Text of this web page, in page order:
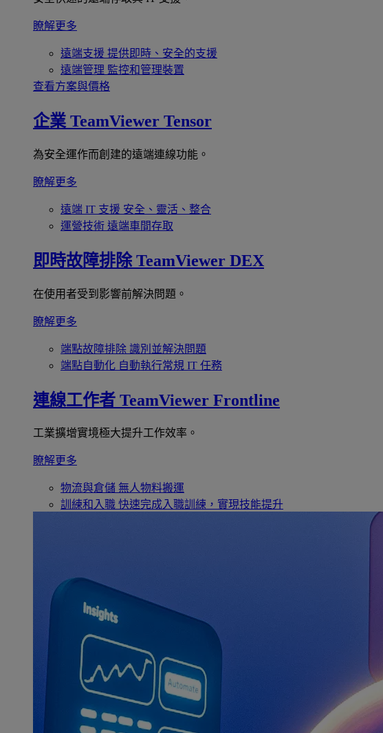
瞭解更多
遠端支援 提供即時、安全的支援
遠端管理 監控和管理裝置
查看方案與價格
企業 TeamViewer Tensor
為安全運作而創建的遠端連線功能。
瞭解更多
遠端 IT 支援 安全、靈活、整合
運營技術 遠端車間存取
即時故障排除 TeamViewer DEX
在使用者受到影響前解決問題。
瞭解更多
端點故障排除 識別並解決問題
端點自動化 自動執行常規 IT 任務
連線工作者 TeamViewer Frontline
工業擴增實境極大提升工作效率。
瞭解更多
物流與倉儲 無人物料搬運
訓練和入職 快速完成入職訓練，實現技能提升